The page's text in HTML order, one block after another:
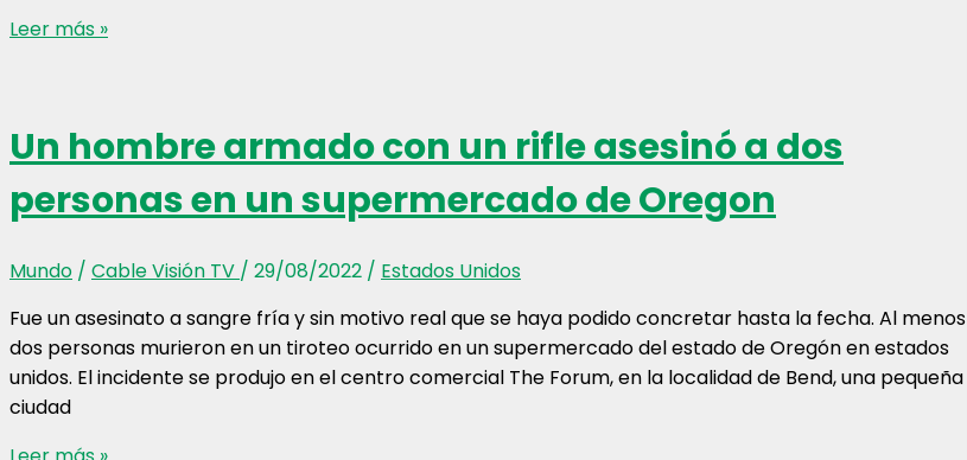
Perú
del
Clásico
Pacífico
Futsal
Down
Leer más »
Un hombre armado con un rifle asesinó a dos
personas en un supermercado de Oregon
Mundo / Cable Visión TV / 29/08/2022 / Estados Unidos
Fue un asesinato a sangre fría y sin motivo real que se haya podido concretar hasta la fecha. Al menos
dos personas murieron en un tiroteo ocurrido en un supermercado del estado de Oregón en estados
unidos. El incidente se produjo en el centro comercial The Forum, en la localidad de Bend, una pequeña
ciudad